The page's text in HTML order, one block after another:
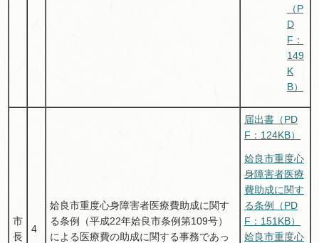
（P
D
F：
149
K
B）
市
長
4
姶良市重度心身障害者医療費助成に関す
る条例（平成22年姶良市条例第109号）
による医療費の助成に関する事務であっ
届出書（PD
F：124KB）
姶良市重度心
身障害者医療
費助成に関す
る条例（PD
F：151KB）
姶良市重度心